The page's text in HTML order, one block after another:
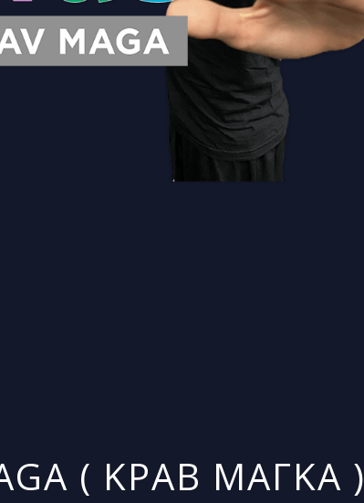
( ΚΡΑΒ ΜΑΓΚΑ )